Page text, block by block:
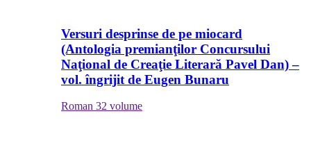
Versuri desprinse de pe miocard
(Antologia premianţilor Concursului
Naţional de Creaţie Literară Pavel Dan) –
vol. îngrijit de Eugen Bunaru
Roman 32 volume